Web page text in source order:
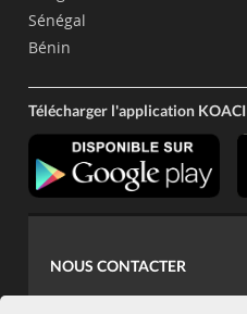
Sénégal
Bénin
Télécharger l'application KOACI
NOUS CONTACTER